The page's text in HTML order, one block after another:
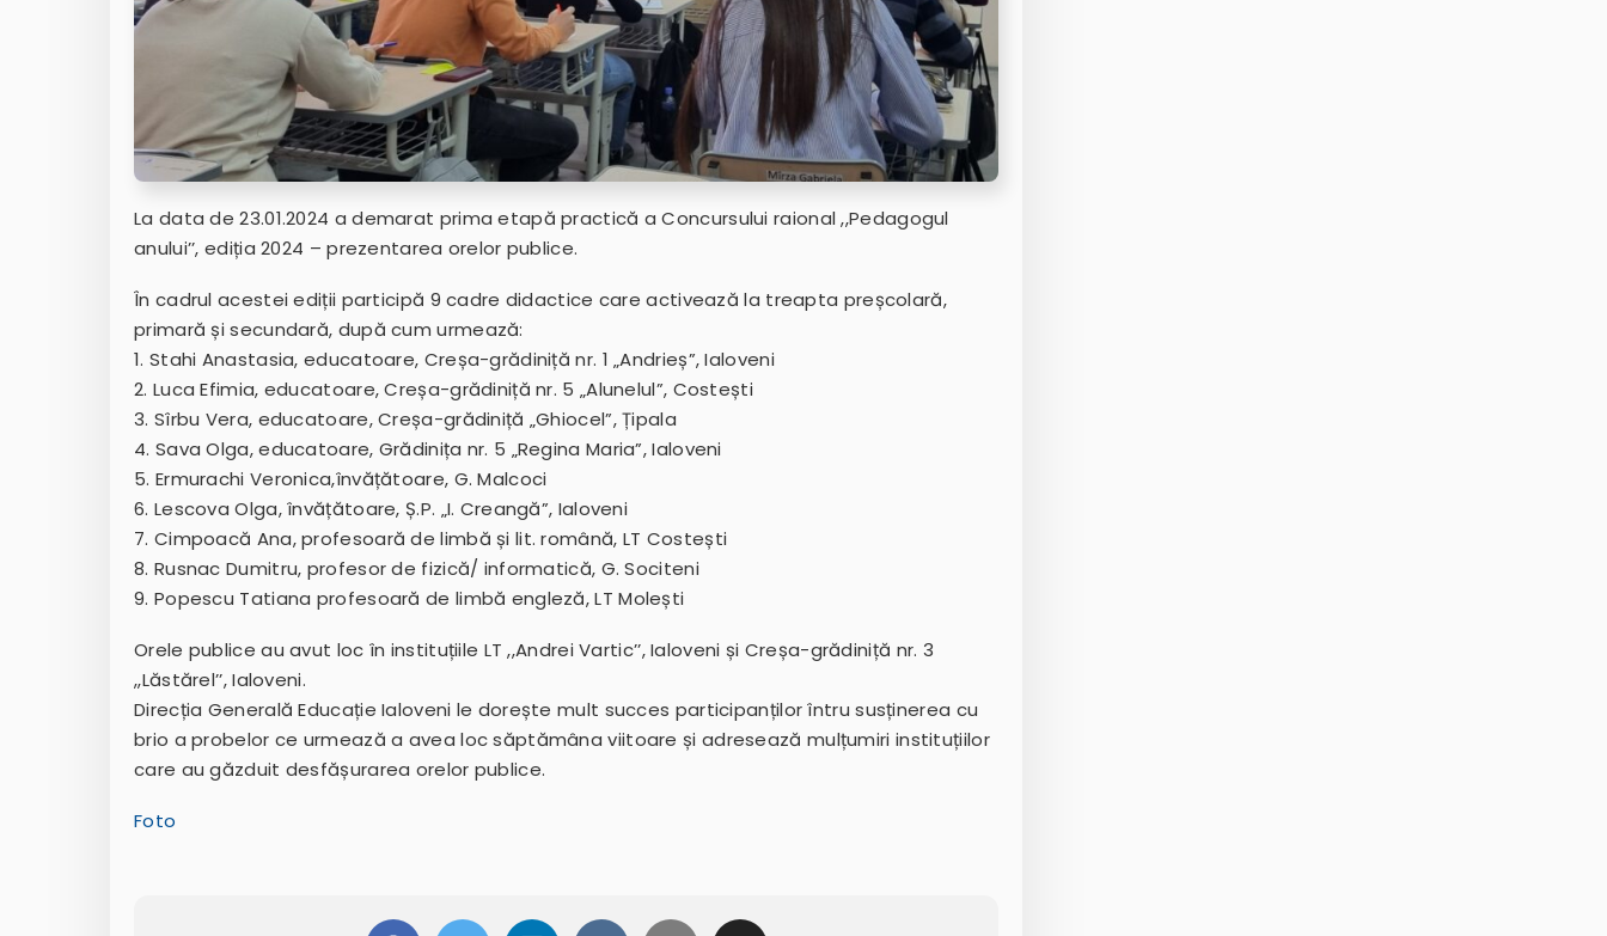
La data de 23.01.2024 a demarat prima etapă practică a Concursului raional ,,Pedagogul
anului’’, ediția 2024 – prezentarea orelor publice.
În cadrul acestei ediții participă 9 cadre didactice care activează la treapta preșcolară,
primară și secundară, după cum urmează:
1. Stahi Anastasia, educatoare, Creșa-grădiniță nr. 1 „Andrieș”, Ialoveni
2. Luca Efimia, educatoare, Creșa-grădiniță nr. 5 „Alunelul”, Costești
3. Sîrbu Vera, educatoare, Creșa-grădiniță „Ghiocel”, Țipala
4. Sava Olga, educatoare, Grădinița nr. 5 „Regina Maria”, Ialoveni
5. Ermurachi Veronica,învățătoare, G. Malcoci
6. Lescova Olga, învățătoare, Ș.P. „I. Creangă”, Ialoveni
7. Cimpoacă Ana, profesoară de limbă și lit. română, LT Costești
8. Rusnac Dumitru, profesor de fizică/ informatică, G. Sociteni
9. Popescu Tatiana profesoară de limbă engleză, LT Molești
Orele publice au avut loc în instituțiile LT ,,Andrei Vartic’’, Ialoveni și Creșa-grădiniță nr. 3
,,Lăstărel’’, Ialoveni.
Direcția Generală Educație Ialoveni le dorește mult succes participanților întru susținerea cu
brio a probelor ce urmează a avea loc săptămâna viitoare și adresează mulțumiri instituțiilor
care au găzduit desfășurarea orelor publice.
Foto